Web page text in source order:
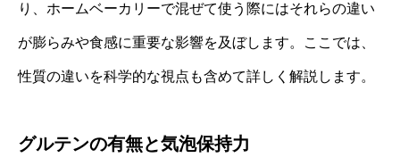
り、ホームベーカリーで混ぜて使う際にはそれらの違い
が膨らみや食感に重要な影響を及ぼします。ここでは、
性質の違いを科学的な視点も含めて詳しく解説します。
グルテンの有無と気泡保持力